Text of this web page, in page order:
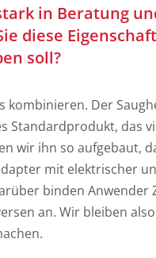
in Beratung
diese
soll?
kombinieren. Der
Standardprodukt, das
wir ihn so aufgebaut,
mit elektrischer
binden
an. Wir bleiben